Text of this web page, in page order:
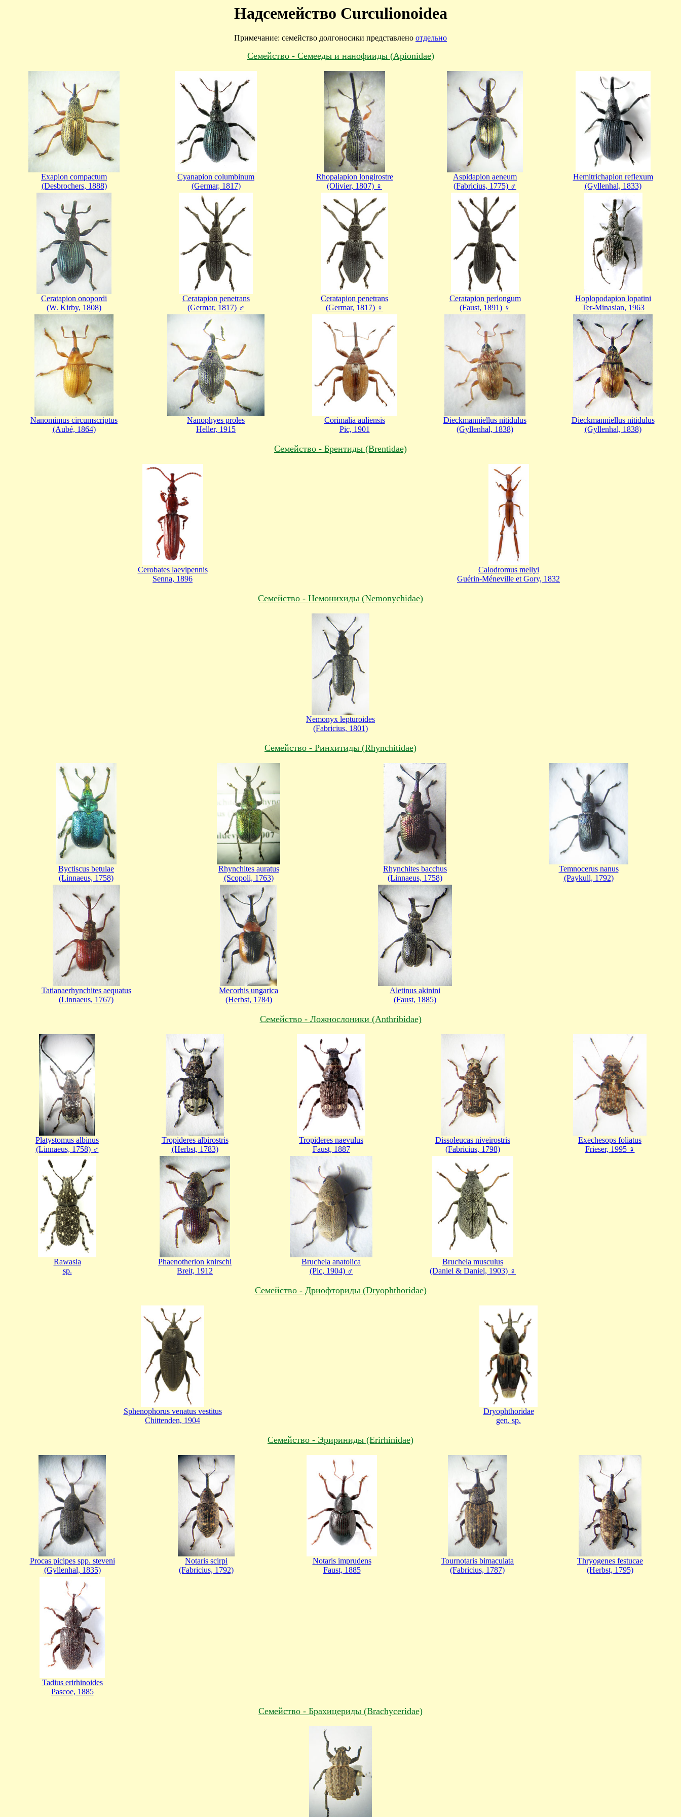
Надсемейство Curculionoidea
Примечание: семейство долгоносики представлено отдельно
Cемейство - Семееды и нанофииды (Apionidae)
Exapion compactum
(Desbrochers, 1888)
Cyanapion columbinum
(Germar, 1817)
Rhopalapion longirostre
(Olivier, 1807) ♀
Aspidapion aeneum
(Fabricius, 1775) ♂
Hemitrichapion reflexum
(Gyllenhal, 1833)
Ceratapion onopordi
(W. Kirby, 1808)
Ceratapion penetrans
(Germar, 1817) ♂
Ceratapion penetrans
(Germar, 1817) ♀
Ceratapion perlongum
(Faust, 1891) ♀
Hoplopodapion lopatini
Ter-Minasian, 1963
Nanomimus circumscriptus
(Aubé, 1864)
Nanophyes proles
Heller, 1915
Corimalia auliensis
Pic, 1901
Dieckmanniellus nitidulus
(Gyllenhal, 1838)
Dieckmanniellus nitidulus
(Gyllenhal, 1838)
Cемейство - Брентиды (Brentidae)
Cerobates laevipennis
Senna, 1896
Calodromus mellyi
Guérin-Méneville et Gory, 1832
Cемейство - Немонихиды (Nemonychidae)
Nemonyx lepturoides
(Fabricius, 1801)
Cемейство - Ринхитиды (Rhynchitidae)
Byctiscus betulae
(Linnaeus, 1758)
Rhynchites auratus
(Scopoli, 1763)
Rhynchites bacchus
(Linnaeus, 1758)
Temnocerus nanus
(Paykull, 1792)
Tatianaerhynchites aequatus
(Linnaeus, 1767)
Mecorhis ungarica
(Herbst, 1784)
Aletinus akinini
(Faust, 1885)
Cемейство - Ложнослоники (Anthribidae)
Platystomus albinus
(Linnaeus, 1758) ♂
Tropideres albirostris
(Herbst, 1783)
Tropideres naevulus
Faust, 1887
Dissoleucas niveirostris
(Fabricius, 1798)
Exechesops foliatus
Frieser, 1995 ♀
Rawasia
sp.
Phaenotherion knirschi
Breit, 1912
Bruchela anatolica
(Pic, 1904) ♂
Bruchela musculus
(Daniel & Daniel, 1903) ♀
Cемейство - Дриофториды (Dryophthoridae)
Sphenophorus venatus vestitus
Chittenden, 1904
Dryophthoridae
gen. sp.
Cемейство - Эририниды (Erirhinidae)
Procas picipes spp. steveni
(Gyllenhal, 1835)
Notaris scirpi
(Fabricius, 1792)
Notaris imprudens
Faust, 1885
Tournotaris bimaculata
(Fabricius, 1787)
Thryogenes festucae
(Herbst, 1795)
Tadius erirhinoides
Pascoe, 1885
Cемейство - Брахицериды (Brachyceridae)